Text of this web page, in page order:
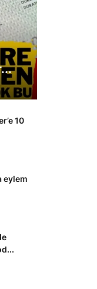
10
eylem